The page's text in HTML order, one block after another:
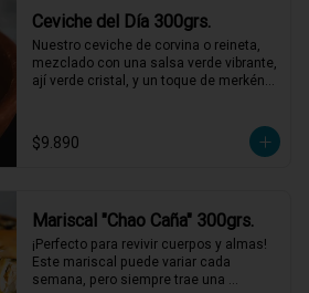
*El peso neto corresponde al producto
en su presentación completa, salsas o
acompañamientos incluidos.
Ceviche del Día 300grs.
Nuestro ceviche de corvina o reineta,
mezclado con una salsa verde vibrante,
ají verde cristal, y un toque de merkén
reducción de chardonnay y un toque de
aceite de oliva. ¡Una explosión de
*El peso neto corresponde al producto
en su presentación completa, salsas o
acompañamientos incluidos.
$9.890
Mariscal "Chao Caña" 300grs.
¡Perfecto para revivir cuerpos y almas!
Este mariscal puede variar cada
semana, pero siempre trae una